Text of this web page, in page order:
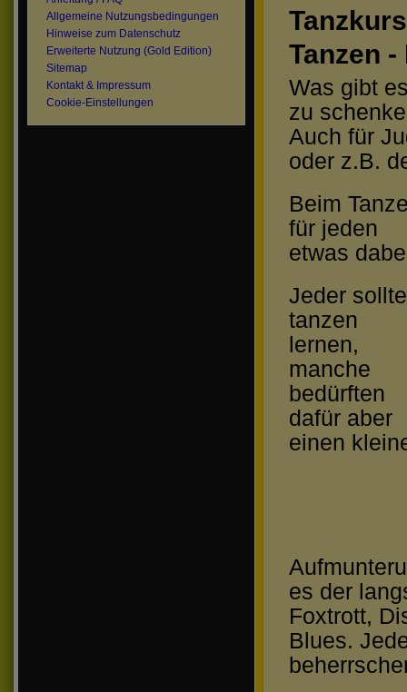
Tanzen
Was gibt
zu
Auch für
oder z.B.
Beim
für jeden
etwas
Jeder sollte
tanzen
lernen,
manche
bedürften
dafür aber
einen
es der
Foxtrott,
Blues.
Allgemeine Nutzungsbedingungen
Hinweise zum Datenschutz
Erweiterte Nutzung (Gold Edition)
Sitemap
Kontakt & Impressum
Cookie-Einstellungen